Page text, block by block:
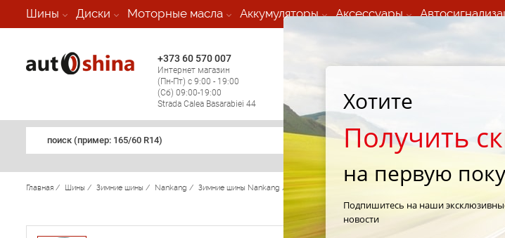
Шины Диски Моторные масла Аккумуляторы Аксессуары
+373 60 570 007
Интернет магазин
(Пн-Пт) с 9:00 - 19:00
(Сб) 09:00-19:00
Strada Calea Basarabiei 44
Мобильный шиномонтаж 24/7
поиск (примеp: 165/60 R14)
Главная / Шины / Зимние шины / Nankang / Зимние шины Nankang / SN-1 Winter Runsafa MS Nankang SN-1 Winter Runsafa
Хотите
Получить
на первую
Подпишитесь на наши
новости